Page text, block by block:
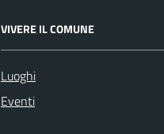
VIVERE IL COMUNE
Luoghi
Eventi